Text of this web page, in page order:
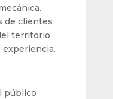
de clientes
territorio
público